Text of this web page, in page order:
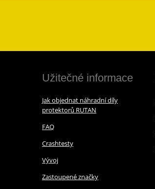
Užitečné informace
Jak objednat náhradní díly
protektorů RUTAN
FAQ
Crashtesty
Vývoj
Zastoupené značky